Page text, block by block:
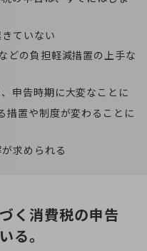
ていない
どの負担軽減措置の上手な
申告時期に大変なことに
措置や制度が変わることに
求められる
く消費税の申告
る。